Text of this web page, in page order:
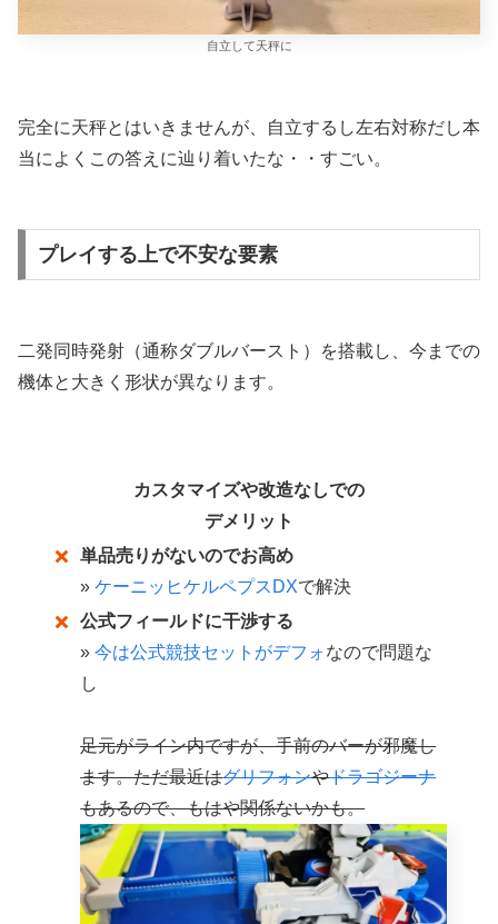
自立して天秤に
完全に天秤とはいきませんが、自立するし左右対称だし本
当によくこの答えに辿り着いたな・・すごい。
プレイする上で不安な要素
二発同時発射（通称ダブルバースト）を搭載し、今までの
機体と大きく形状が異なります。
カスタマイズや改造なしでの
デメリット
単品売りがないのでお高め
»ケーニッヒケルペプスDXで解決
公式フィールドに干渉する
»今は公式競技セットがデフォなので問題な
し
足元がライン内ですが、手前のバーが邪魔し
ます。ただ最近はグリフォンやドラゴジーナ
もあるので、もはや関係ないかも。